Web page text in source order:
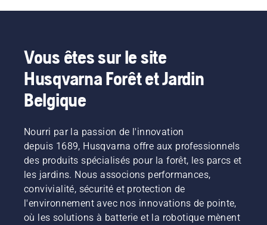
Vous êtes sur le site
Husqvarna Forêt et Jardin
Belgique
Nourri par la passion de l'innovation
depuis 1689, Husqvarna offre aux professionnels
des produits spécialisés pour la forêt, les parcs et
les jardins. Nous associons performances,
convivialité, sécurité et protection de
l'environnement avec nos innovations de pointe,
où les solutions à batterie et la robotique mènent